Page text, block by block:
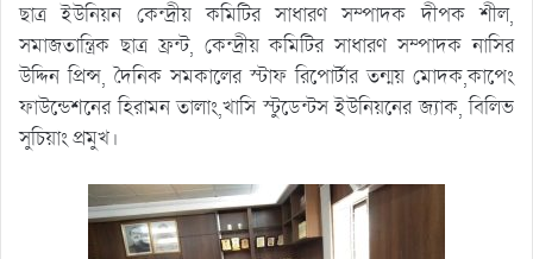
ছাত্র ইউনিয়ন কেন্দ্রীয় কমিটির সাধারণ সম্পাদক দীপক শীল,
সমাজতান্ত্রিক ছাত্র ফ্রন্ট, কেন্দ্রীয় কমিটির সাধারণ সম্পাদক নাসির
উদ্দিন প্রিন্স, দৈনিক সমকালের স্টাফ রিপোর্টার তন্ময় মোদক,কাপেং
ফাউন্ডেশনের হিরামন তালাং,খাসি স্টুডেন্টস ইউনিয়নের জ্যাক, বিলিভ
সুচিয়াং প্রমুখ।